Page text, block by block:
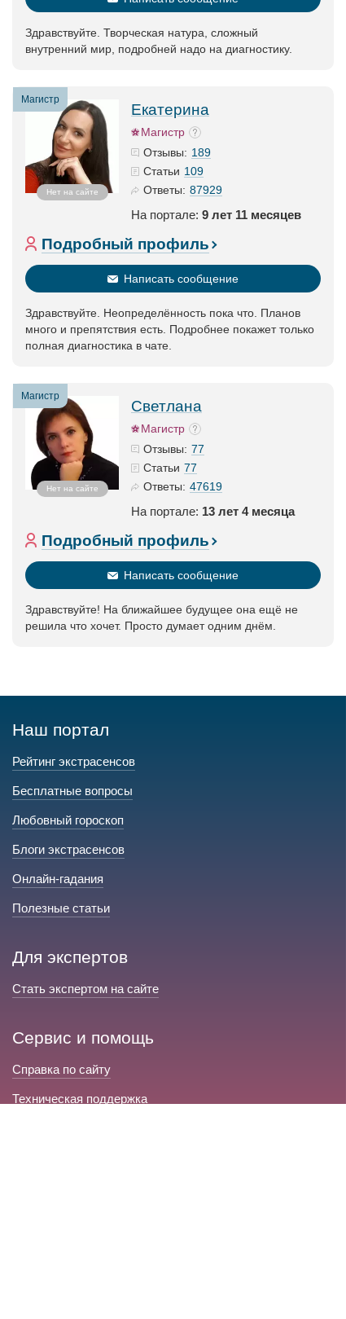
Здравствуйте. Творческая натура, сложный
внутренний мир, подробней надо на диагностику.
Магистр
Нет на сайте
Екатерина
Магистр
Отзывы: 189
Статьи 109
Ответы: 87929
На портале: 9 лет 11 месяцев
Подробный профиль
Написать сообщение
Здравствуйте. Неопределённость пока что. Планов
много и препятствия есть. Подробнее покажет только
полная диагностика в чате.
Магистр
Нет на сайте
Светлана
Магистр
Отзывы: 77
Статьи 77
Ответы: 47619
На портале: 13 лет 4 месяца
Подробный профиль
Написать сообщение
Здравствуйте! На ближайшее будущее она ещё не
решила что хочет. Просто думает одним днём.
Наш портал
Рейтинг экстрасенсов
Бесплатные вопросы
Любовный гороскоп
Блоги экстрасенсов
Онлайн-гадания
Полезные статьи
Для экспертов
Стать экспертом на сайте
Сервис и помощь
Справка по сайту
Техническая поддержка